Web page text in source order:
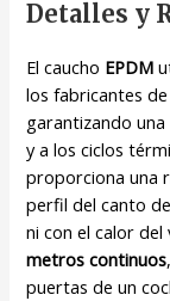
Detalles y
El caucho EPDM
los fabricantes
garantizando
y a los ciclos
proporciona una
perfil del canto
ni con el calor del
metros continuos
puertas de un